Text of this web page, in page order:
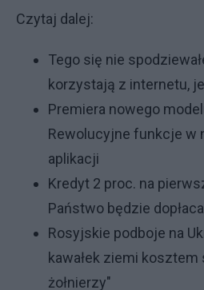
Czytaj dalej:
Tego się nie
korzystają z internetu,
Premiera nowego
Rewolucyjne funkcje w
aplikacji
Kredyt 2 proc. na
Państwo będzie
Rosyjskie podboje na
kawałek ziemi
żołnierzy"